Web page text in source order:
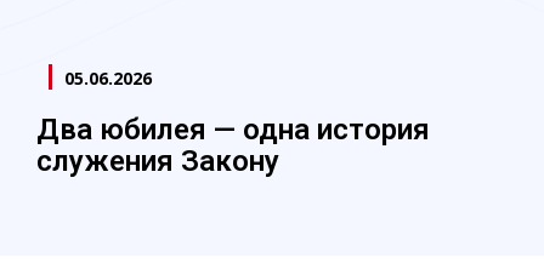
05.06.2026
Два юбилея — одна история
служения Закону